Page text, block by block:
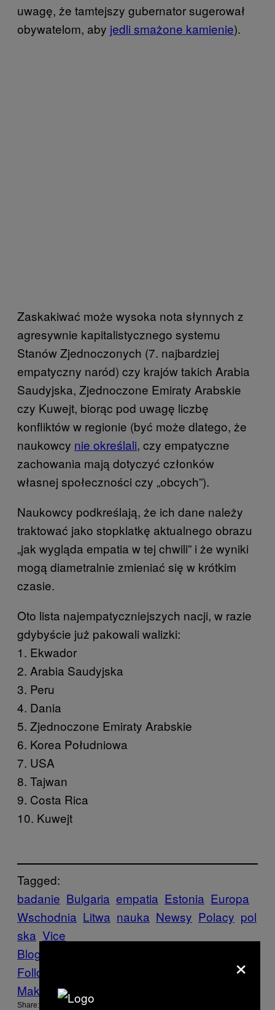
uwagę, że tamtejszy gubernator sugerował
obywatelom, aby jedli smażone kamienie).
Zaskakiwać może wysoka nota słynnych z
agresywnie kapitalistycznego systemu
Stanów Zjednoczonych (7. najbardziej
empatyczny naród) czy krajów takich Arabia
Saudyjska, Zjednoczone Emiraty Arabskie
czy Kuwejt, biorąc pod uwagę liczbę
konfliktów w regionie (być może dlatego, że
naukowcy nie określali, czy empatyczne
zachowania mają dotyczyć członków
własnej społeczności czy „obcych”).
Naukowcy podkreślają, że ich dane należy
traktować jako stopklatkę aktualnego obrazu
„jak wygląda empatia w tej chwili” i że wyniki
mogą diametralnie zmieniać się w krótkim
czasie.
Oto lista najempatyczniejszych nacji, w razie
gdybyście już pakowali walizki:
1. Ekwador
2. Arabia Saudyjska
3. Peru
4. Dania
5. Zjednoczone Emiraty Arabskie
6. Korea Południowa
7. USA
8. Tajwan
9. Costa Rica
10. Kuwejt
Tagged:
badanie Bulgaria empatia Estonia Europa
Wschodnia Litwa nauka Newsy Polacy pol
ska Vice
Blog
Follow Us On Discover
Make Us Preferred In Top Stories
Share:
×